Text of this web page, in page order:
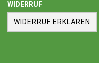
WIDERRUF
WIDERRUF ERKLÄREN